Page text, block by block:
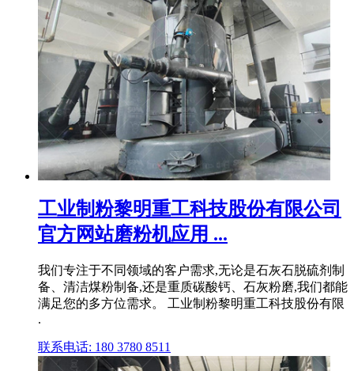
工业制粉黎明重工科技股份有限公司
官方网站磨粉机应用 ...
我们专注于不同领域的客户需求,无论是石灰石脱硫剂制
备、清洁煤粉制备,还是重质碳酸钙、石灰粉磨,我们都能
满足您的多方位需求。 工业制粉黎明重工科技股份有限
.
联系电话: 180 3780 8511